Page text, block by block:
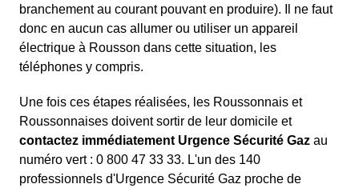
branchement au courant pouvant en produire). Il ne faut
donc en aucun cas allumer ou utiliser un appareil
électrique à Rousson dans cette situation, les
téléphones y compris.
Une fois ces étapes réalisées, les Roussonnais et
Roussonnaises doivent sortir de leur domicile et
contactez immédiatement Urgence Sécurité Gaz au
numéro vert : 0 800 47 33 33. L'un des 140
professionnels d'Urgence Sécurité Gaz proche de